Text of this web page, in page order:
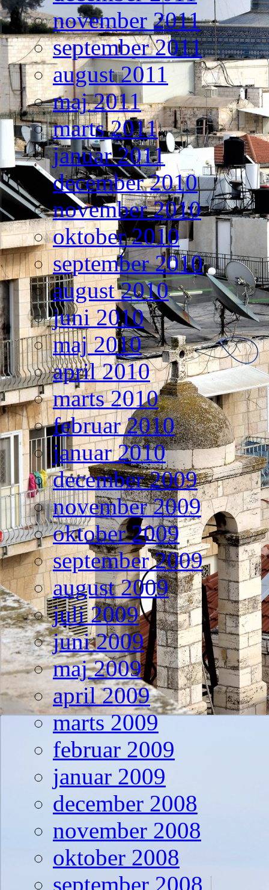
november 2011
september 2011
august 2011
maj 2011
marts 2011
januar 2011
december 2010
november 2010
oktober 2010
september 2010
august 2010
juni 2010
maj 2010
april 2010
marts 2010
februar 2010
januar 2010
december 2009
november 2009
oktober 2009
september 2009
august 2009
juli 2009
juni 2009
maj 2009
april 2009
marts 2009
februar 2009
januar 2009
december 2008
november 2008
oktober 2008
september 2008